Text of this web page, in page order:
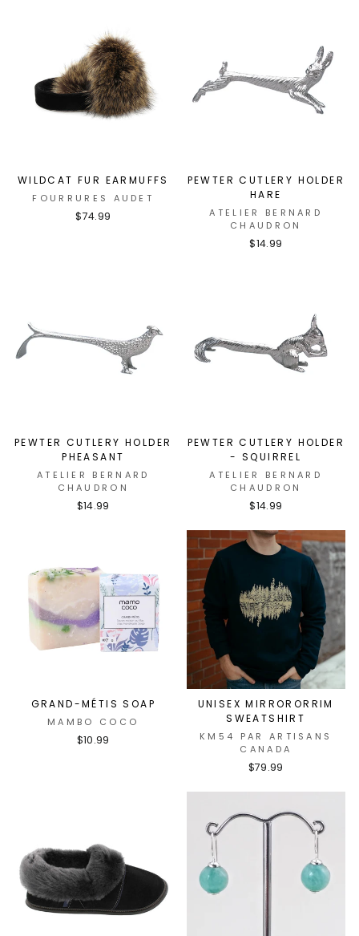
WILDCAT FUR EARMUFFS
FOURRURES AUDET
$74.99
PEWTER CUTLERY HOLDER
HARE
ATELIER BERNARD
CHAUDRON
$14.99
PEWTER CUTLERY HOLDER
PHEASANT
ATELIER BERNARD
CHAUDRON
$14.99
PEWTER CUTLERY HOLDER
- SQUIRREL
ATELIER BERNARD
CHAUDRON
$14.99
GRAND-MÉTIS SOAP
MAMBO COCO
$10.99
UNISEX MIRRORORRIM
SWEATSHIRT
KM54 PAR ARTISANS
CANADA
$79.99